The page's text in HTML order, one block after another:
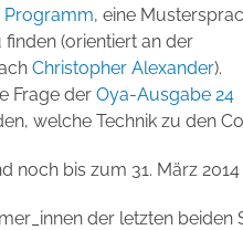
Programm, eine
(orientiert an der
Christopher Alexander).
Frage der Oya-Ausgabe 24
welche Technik zu den
noch bis zum 31. März
der letzten